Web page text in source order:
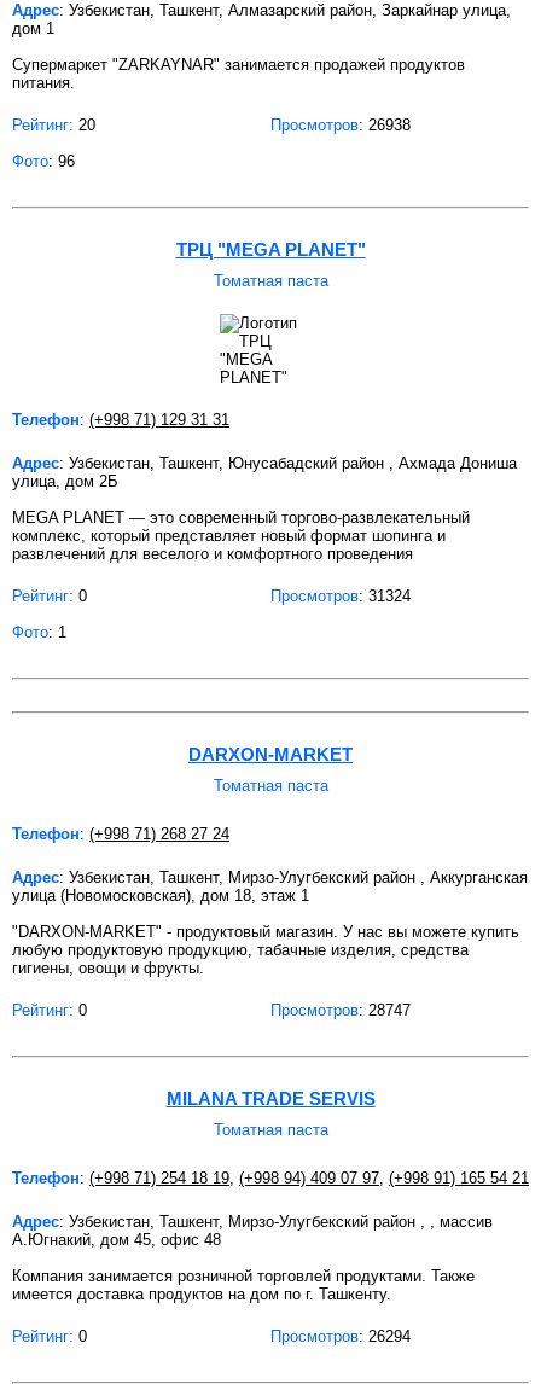
Адрес: Узбекистан, Ташкент, Алмазарский район, Заркайнар улица,
дом 1
Супермаркет "ZARKAYNAR" занимается продажей продуктов
питания.
Рейтинг: 20 Просмотров: 26938
Фото: 96
ТРЦ "MEGA PLANET"
Томатная паста
Телефон: (+998 71) 129 31 31
Адрес: Узбекистан, Ташкент, Юнусабадский район , Ахмада Дониша
улица, дом 2Б
MEGA PLANET — это современный торгово-развлекательный
комплекс, который представляет новый формат шопинга и
развлечений для веселого и комфортного проведения
Рейтинг: 0 Просмотров: 31324
Фото: 1
DARXON-MARKET
Томатная паста
Телефон: (+998 71) 268 27 24
Адрес: Узбекистан, Ташкент, Мирзо-Улугбекский район , Аккурганская
улица (Новомосковская), дом 18, этаж 1
"DARXON-MARKET" - продуктовый магазин. У нас вы можете купить
любую продуктовую продукцию, табачные изделия, средства
гигиены, овощи и фрукты.
Рейтинг: 0 Просмотров: 28747
MILANA TRADE SERVIS
Томатная паста
Телефон: (+998 71) 254 18 19 (+998 94) 409 07 97 (+998 91) 165 54 21
Адрес: Узбекистан, Ташкент, Мирзо-Улугбекский район , , массив
А.Югнакий, дом 45, офис 48
Компания занимается розничной торговлей продуктами. Также
имеется доставка продуктов на дом по г. Ташкенту.
Рейтинг: 0 Просмотров: 26294